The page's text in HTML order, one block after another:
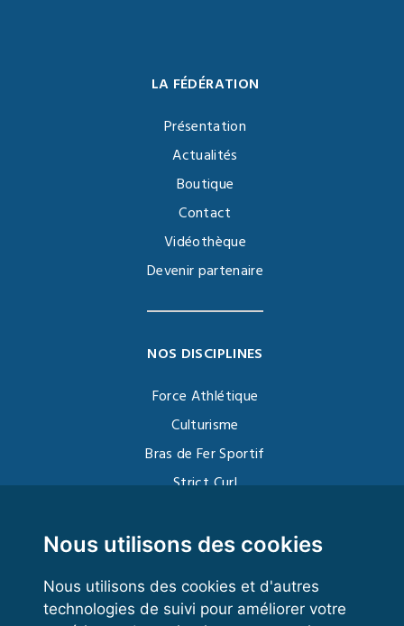
Nous utilisons des cookies
Nous utilisons des cookies et d'autres
technologies de suivi pour améliorer votre
LA FÉDÉRATION
Présentation
Actualités
Boutique
Contact
Vidéothèque
Devenir partenaire
NOS DISCIPLINES
Force Athlétique
Culturisme
Bras de Fer Sportif
Strict Curl
Kettlebell